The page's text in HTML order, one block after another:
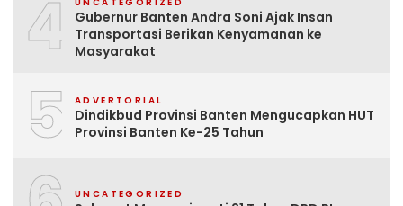
4
Gubernur Banten Andra Soni Ajak Insan
Transportasi Berikan Kenyamanan ke
Masyarakat
5 ADVERTORIAL
Dindikbud Provinsi Banten Mengucapkan HUT
Provinsi Banten Ke-25 Tahun
UNCATEGORIZED